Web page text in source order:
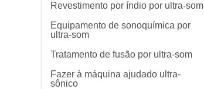
Revestimento por índio por ultra-som
Equipamento de sonoquímica por
ultra-som
Tratamento de fusão por ultra-som
Fazer à máquina ajudado ultra-
sônico